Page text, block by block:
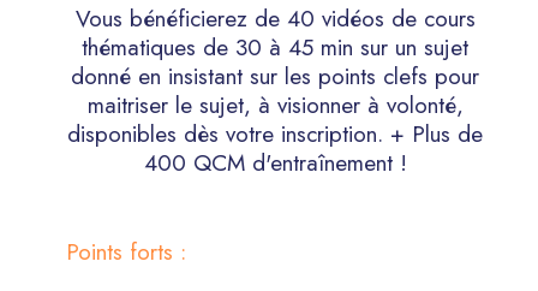
Vous bénéficierez de 40 vidéos de cours
thématiques de 30 à 45 min sur un sujet
donné en insistant sur les points clefs pour
maitriser le sujet, à visionner à volonté,
disponibles dès votre inscription. + Plus de
400 QCM d'entraînement !
Points forts :